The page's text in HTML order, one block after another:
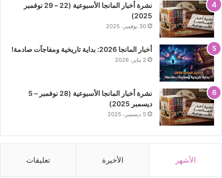
نشرة أخبار المانجا الأسبوعية (22 – 29 نوفمبر
2025)
30 نوفمبر، 2025
أخبار المانجا 2026: بداية تاريخية ومفاجآت صادمة!
2 يناير، 2026
نشرة أخبار المانجا الأسبوعية (28 نوفمبر – 5
ديسمبر 2025)
5 ديسمبر، 2025
الأشهر الأخيرة تعليقات